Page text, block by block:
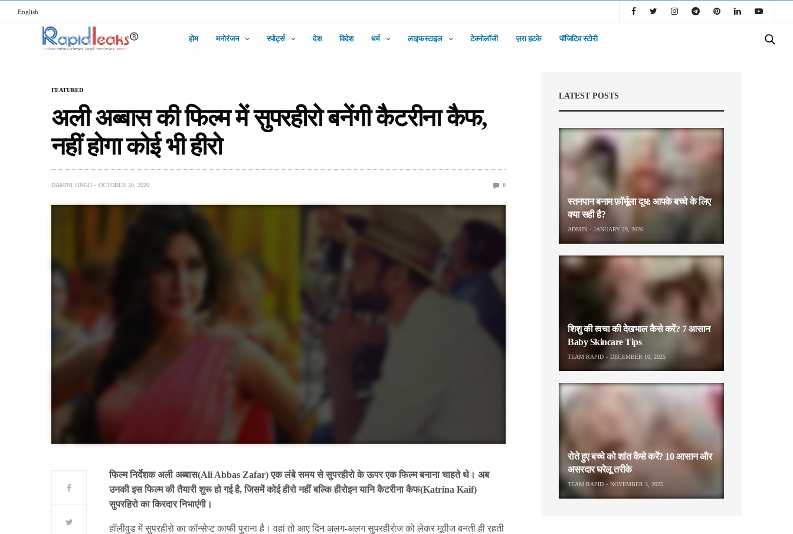
English
होम मनोरंजन स्पोर्ट्स देश विदेश धर्म लाइफस्टाइल टेक्नोलॉजी ज़रा हटके पॉजिटिव स्टोरी
FEATURED
अली अब्बास की फिल्म में सुपरहीरो बनेंगी कैटरीना कैफ,
नहीं होगा कोई भी हीरो
DAMINI SINGH OCTOBER 30, 2020 0
फिल्म निर्देशक अली अब्बास(Ali Abbas Zafar) एक लंबे समय से सुपरहीरो के ऊपर एक फिल्म बनाना चाहते थे। अब
उनकी इस फिल्म की तैयारी शुरू हो गई है, जिसमें कोई हीरो नहीं बल्कि हीरोइन यानि कैटरीना कैफ(Katrina Kaif)
सुपरहिरो का किरदार निभाएंगी।
हॉलीवुड में सुपरहीरो का कॉन्सेप्ट काफी पुराना है। वहां तो आए दिन अलग-अलग सुपरहीरोज को लेकर मूवीज बनती ही रहती
LATEST POSTS
स्तनपान बनाम फ़ॉर्मूला दूध: आपके बच्चे के लिए
क्या सही है?
ADMIN JANUARY 29, 2026
शिशु की त्वचा की देखभाल कैसे करें? 7 आसान
Baby Skincare Tips
TEAM RAPID DECEMBER 10, 2025
रोते हुए बच्चे को शांत कैसे करें? 10 आसान और
असरदार घरेलू तरीके
TEAM RAPID NOVEMBER 3, 2025